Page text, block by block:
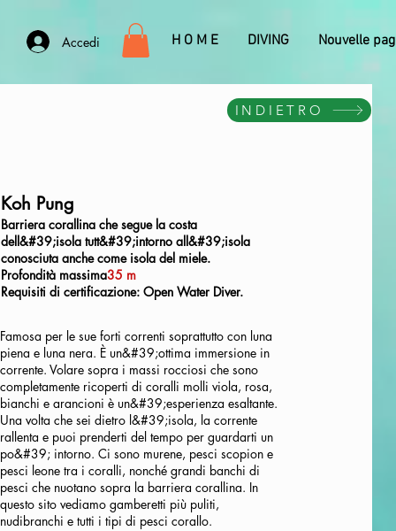
Accedi H O M E DIVING Nouvelle
INDIETRO
Koh Pung
Barriera corallina che segue la costa
dell&#39;isola tutt&#39;intorno all&#39;isola
conosciuta anche come isola del miele.
Profondità massima35 m
Requisiti di certificazione: Open Water Diver.
Famosa per le sue forti correnti soprattutto con luna
piena e luna nera. È un&#39;ottima immersione in
corrente. Volare sopra i massi rocciosi che sono
completamente ricoperti di coralli molli viola, rosa,
bianchi e arancioni è un&#39;esperienza esaltante.
Una volta che sei dietro l&#39;isola, la corrente
rallenta e puoi prenderti del tempo per guardarti un
po&#39; intorno. Ci sono murene, pesci scopion e
pesci leone tra i coralli, nonché grandi banchi di
pesci che nuotano sopra la barriera corallina. In
questo sito vediamo gamberetti più puliti,
nudibranchi e tutti i tipi di pesci corallo.